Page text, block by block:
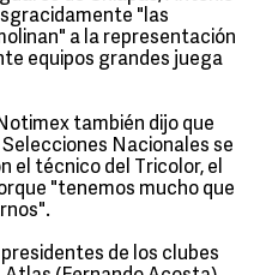
"las
a la representación
equipos grandes juega
también dijo que
Nacionales se
el técnico del Tricolor, el
"tenemos mucho que
de los clubes